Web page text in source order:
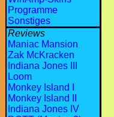
Programme
Sonstiges
Reviews
Maniac Mansion
Zak McKracken
Indiana Jones III
Loom
Monkey Island I
Monkey Island II
Indiana Jones IV